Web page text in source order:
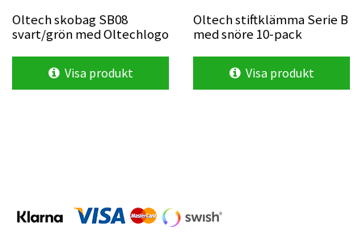
Oltech skobag SB08
svart/grön med Oltechlogo
Visa produkt
Oltech stiftklämma Serie B
med snöre 10-pack
Visa produkt